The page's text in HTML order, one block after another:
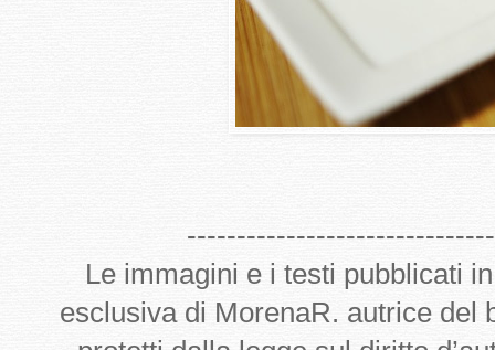
Le immagini e i testi pubblicati
esclusiva di MorenaR. autrice del